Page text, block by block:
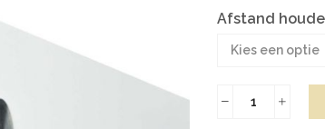
Afstand